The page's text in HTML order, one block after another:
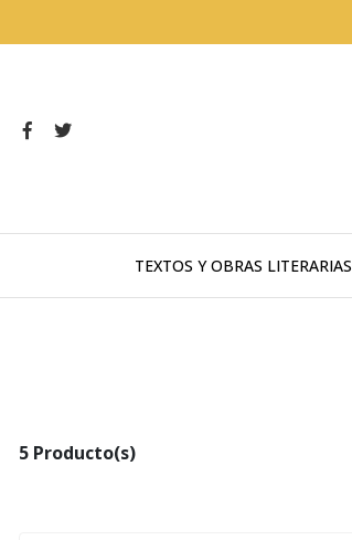
TEXTOS Y OBRAS LITERARIAS
5 Producto(s)